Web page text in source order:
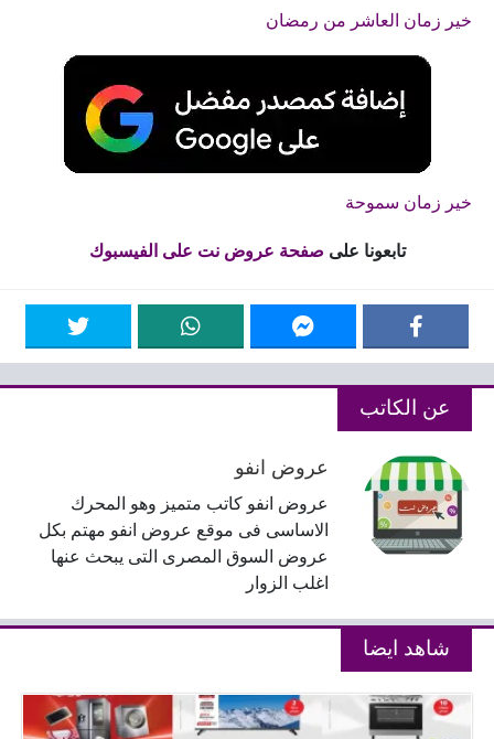
خير زمان العاشر من رمضان
خير زمان سموحة
تابعونا على صفحة عروض نت على الفيسبوك
عن الكاتب
عروض انفو
عروض انفو كاتب متميز وهو المحرك
الاساسى فى موقع عروض انفو مهتم بكل
عروض السوق المصرى التى يبحث عنها
اغلب الزوار
شاهد ايضا